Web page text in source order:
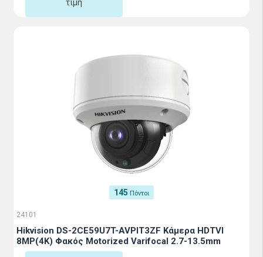
τιμή
145 Πόντοι
24101
Hikvision DS-2CE59U7T-AVPIT3ZF Κάμερα HDTVI
8MP(4K) Φακός Motorized Varifocal 2.7-13.5mm